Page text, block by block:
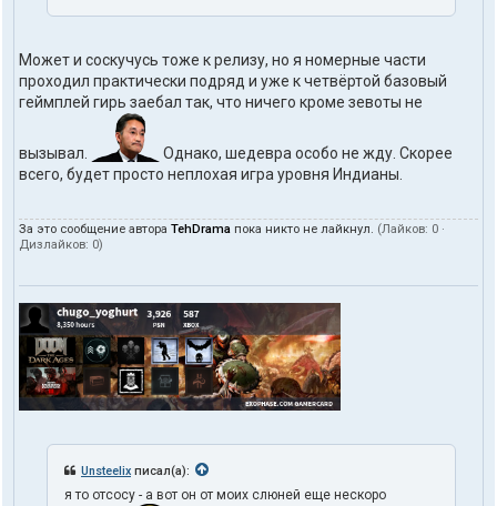
Может и соскучусь тоже к релизу, но я номерные части
проходил практически подряд и уже к четвёртой базовый
геймплей гирь заебал так, что ничего кроме зевоты не
вызывал.
Однако, шедевра особо не жду. Скорее
всего, будет просто неплохая игра уровня Индианы.
За это сообщение автора TehDrama пока никто не лайкнул. (Лайков: 0 ·
Дизлайков: 0)
Unsteelix писал(а):
я то отсосу - а вот он от моих слюней еще нескоро